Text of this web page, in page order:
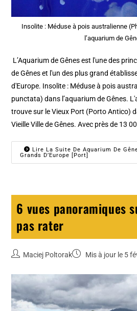
Insolite : Méduse à pois australienne
l’aquarium de
L’Aquarium de Gênes est l'une des
de Gênes et l'un des plus grand
d'Europe. Insolite : Méduse à pois
punctata) dans l’aquarium de Gênes.
trouve sur le Vieux Port (Porto Antico)
Vieille Ville de Gênes. Avec près de 13
Lire La Suite De Aquarium De
Grands D’Europe [Port]
6 vues panoramiques
pas rater
Maciej Poltorak Mis à jour le 5